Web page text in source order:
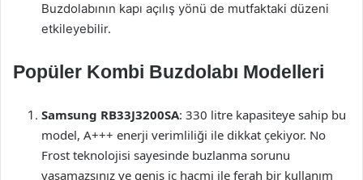
Buzdolabının kapı açılış yönü de mutfaktaki düzeni
etkileyebilir.
Popüler Kombi Buzdolabı Modelleri
Samsung RB33J3200SA: 330 litre kapasiteye sahip bu
model, A+++ enerji verimliliği ile dikkat çekiyor. No
Frost teknolojisi sayesinde buzlanma sorunu
yaşamazsınız ve geniş iç hacmi ile ferah bir kullanım